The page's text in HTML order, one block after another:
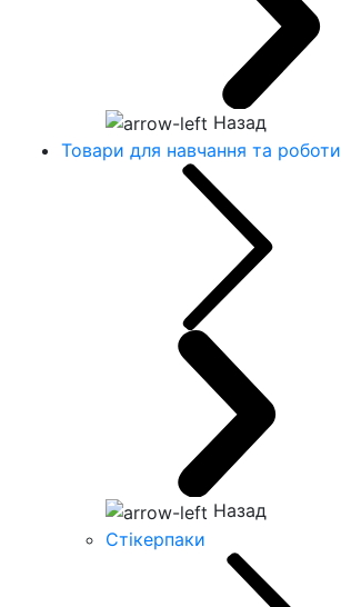
Назад
Товари для навчання та роботи
Назад
Стікерпаки